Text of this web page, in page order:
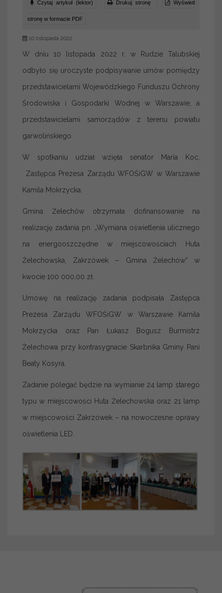
Czytaj artykuł (lektor) Drukuj stronę Wyświetl
stronę w formacie PDF
10 listopada 2022
W dniu 10 listopada 2022 r. w Rudzie Talubskiej
odbyło się uroczyste podpisywanie umów pomiędzy
przedstawicielami Wojewódzkiego Funduszu Ochrony
Środowiska i Gospodarki Wodnej w Warszawie, a
przedstawicielami samorządów z terenu powiatu
garwolińskiego.
W spotkaniu udział wzięła senator Maria Koc,
Zastępca Prezesa Zarządu WFOŚiGW w Warszawie
Kamila Mokrzycka.
Gmina Żelechów otrzymała dofinansowanie na
realizację zadania pn. „Wymiana oświetlenia ulicznego
na energooszczędne w miejscowościach Huta
Żelechowska, Zakrzówek – Gmina Żelechów” w
kwocie 100 000,00 zł.
Umowę na realizację zadania podpisała Zastępca
Prezesa Zarządu WFOŚiGW w Warszawie Kamila
Mokrzycka oraz Pan Łukasz Bogusz Burmistrz
Żelechowa przy kontrasygnacie Skarbnika Gminy Pani
Beaty Kosyra.
Zadanie polegać będzie na wymianie 24 lamp starego
typu w miejscowości Huta Żelechowska oraz 21 lamp
w miejscowości Zakrzówek – na nowoczesne oprawy
oświetlenia LED.